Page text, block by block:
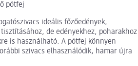
pótfej
ideális főzőedények,
de edényekhez, poharakhoz
is használható. A pótfej könnyen
szivacs elhasználódik, hamar újra